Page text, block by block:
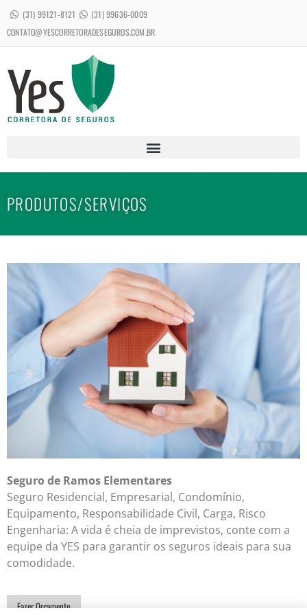
(31) 99121-8121
(31) 99636-0009
CONTATO@YESCORRETORADESEGUROS.COM.BR
PRODUTOS/SERVIÇOS
Seguro de Ramos Elementares
Seguro Residencial, Empresarial, Condomínio,
Equipamento, Responsabilidade Civil, Carga, Risco
Engenharia: A vida é cheia de imprevistos, conte com a
equipe da YES para garantir os seguros ideais para sua
comodidade.
Fazer Orçamento